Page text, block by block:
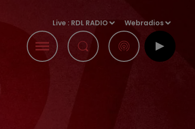
Live : RDL RADIO Webradios